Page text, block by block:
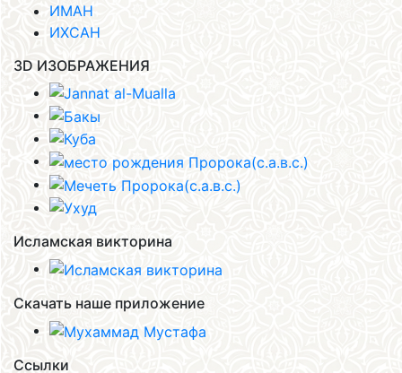
ИМАН
ИХСАН
3D ИЗОБРАЖЕНИЯ
Исламская викторина
Скачать наше приложение
Ссылки